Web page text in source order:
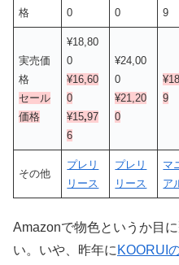
格 0 0 9
実売価
格
セール
価格
¥18,80
0
¥16,60
0
¥15,97
6
¥24,00
0
¥21,20
0
9
その他
プレリ
リース
プレリ
リース
マ
ア
Amazonで物色というか目
い。いや、昨年に KOORUI